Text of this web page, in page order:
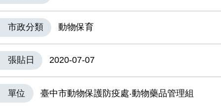
市政分類 動物保育
張貼日 2020-07-07
單位 臺中市動物保護防疫處‧動物藥品管理組